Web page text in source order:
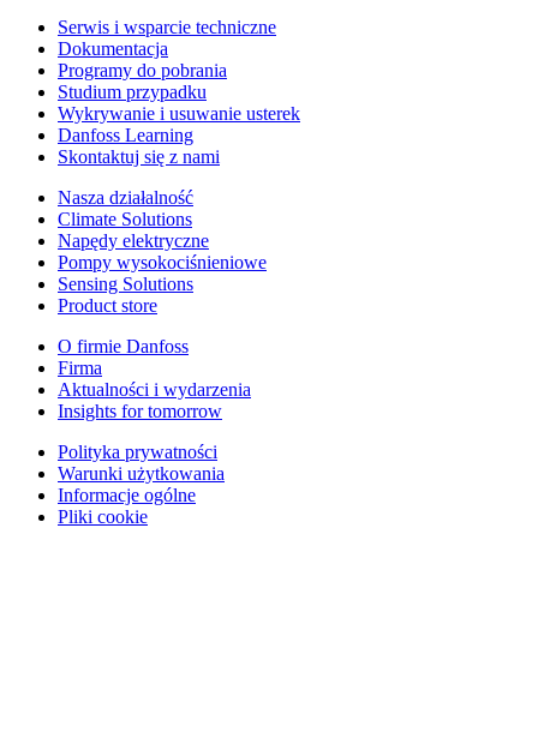
Serwis i wsparcie techniczne
Dokumentacja
Programy do pobrania
Studium przypadku
Wykrywanie i usuwanie usterek
Danfoss Learning
Skontaktuj się z nami
Nasza działalność
Climate Solutions
Napędy elektryczne
Pompy wysokociśnieniowe
Sensing Solutions
Product store
O firmie Danfoss
Firma
Aktualności i wydarzenia
Insights for tomorrow
Polityka prywatności
Warunki użytkowania
Informacje ogólne
Pliki cookie